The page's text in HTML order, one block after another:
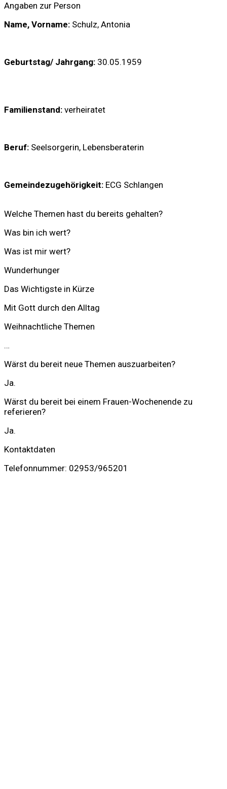
Angaben zur Person
Name, Vorname: Schulz, Antonia
Geburtstag/ Jahrgang: 30.05.1959
Familienstand: verheiratet
Beruf: Seelsorgerin, Lebensberaterin
Gemeindezugehörigkeit: ECG Schlangen
Welche Themen hast du bereits gehalten?
Was bin ich wert?
Was ist mir wert?
Wunderhunger
Das Wichtigste in Kürze
Mit Gott durch den Alltag
Weihnachtliche Themen
…
Wärst du bereit neue Themen auszuarbeiten?
Ja.
Wärst du bereit bei einem Frauen-Wochenende zu
referieren?
Ja.
Kontaktdaten
Telefonnummer: 02953/965201